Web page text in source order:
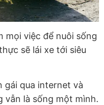
mọi việc để nuôi sống
sẽ lái xe tới siêu
gái qua internet và
vẫn là sống một mình.